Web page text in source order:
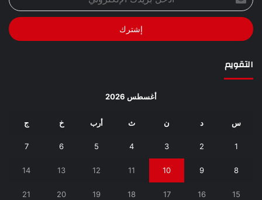
بريدك
الإلكتروني
التقويم
أغسطس 2026
س د ن ث أرب خ ج
1
2
3
4
5
6
7
8
9
10
11
12
13
14
15
16
17
18
19
20
21